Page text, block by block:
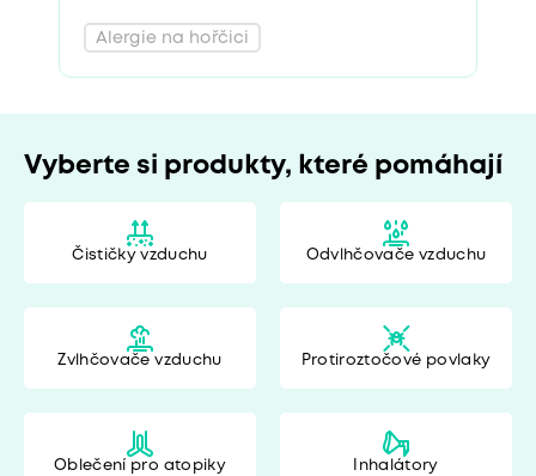
Alergie na hořčici
Vyberte si produkty, které pomáhají
Čističky vzduchu Odvlhčovače vzduchu
Zvlhčovače vzduchu Protiroztočové povlaky
Oblečení pro atopiky Inhalátory